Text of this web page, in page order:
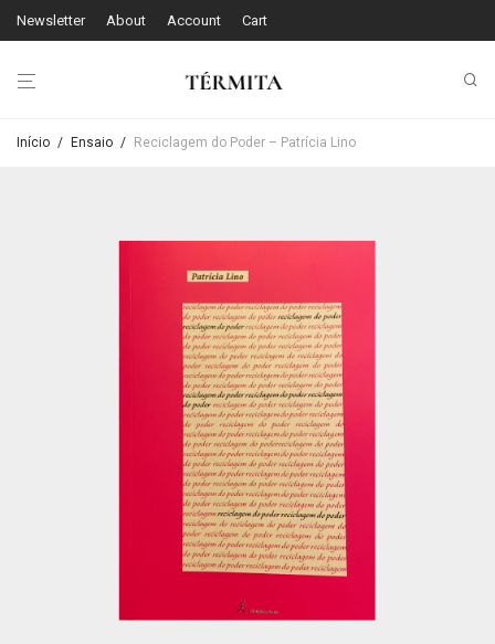
Newsletter About Account Cart
Início / Ensaio / Reciclagem do Poder – Patrícia Lino